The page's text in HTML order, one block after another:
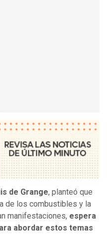
de Grange, planteó que
de los combustibles y la
manifestaciones, espera
abordar estos temas